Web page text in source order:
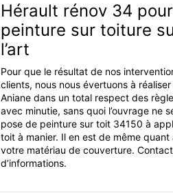
Hérault rénov 34
peinture sur toiture
l’art
Pour que le résultat de nos
clients, nous nous évertuons à
Aniane dans un total respect des
avec minutie, sans quoi l’ouvrage ne
pose de peinture sur toit 34150 à
toit à manier. Il en est de même
votre matériau de couverture.
d’informations.